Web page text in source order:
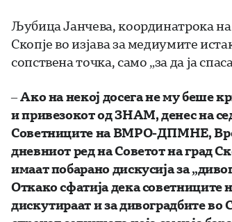
Љубица Јанчева, координатрока
Скопје во изјава за медиумите
сопствена точка, само „за да ја
–Ако на некој досега не му беше
и привезокот од ЗНАМ, денес на
Советниците на ВМРО-ДПМНЕ,
дневниот ред на Советот на град
имаат побарано дискусија за
Откако сфатија дека советниците
дискутираат и за дивоградбите во